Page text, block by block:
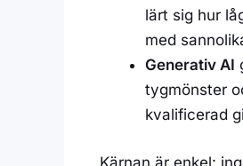
lärt sig hur
med
Generativ AI
tygmönster
kvalificerad
Kärnan är enkel: